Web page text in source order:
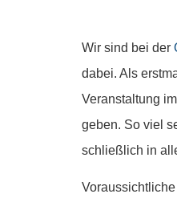
Wir sind bei der
dabei. Als
Veranstaltung
geben. So viel
schließlich in